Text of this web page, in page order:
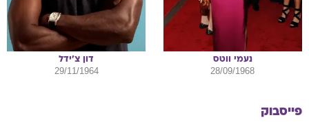
נעמי ווטס
28/09/1968
דון צ'ידל
29/11/1964
פייסבוק